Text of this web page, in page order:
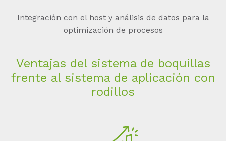
Integración con el host y análisis de datos para la
optimización de procesos
Ven­ta­jas del sis­te­ma de bo­quil­las
fren­te al sis­te­ma de ap­li­ca­ción con
ro­dil­los